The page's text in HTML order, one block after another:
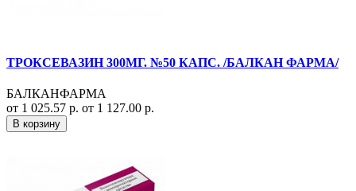
ТРОКСЕВАЗИН 300МГ. №50 КАПС. /БАЛКАН ФАРМА/
БАЛКАНФАРМА
от 1 025.57 р. от 1 127.00 р.
В корзину